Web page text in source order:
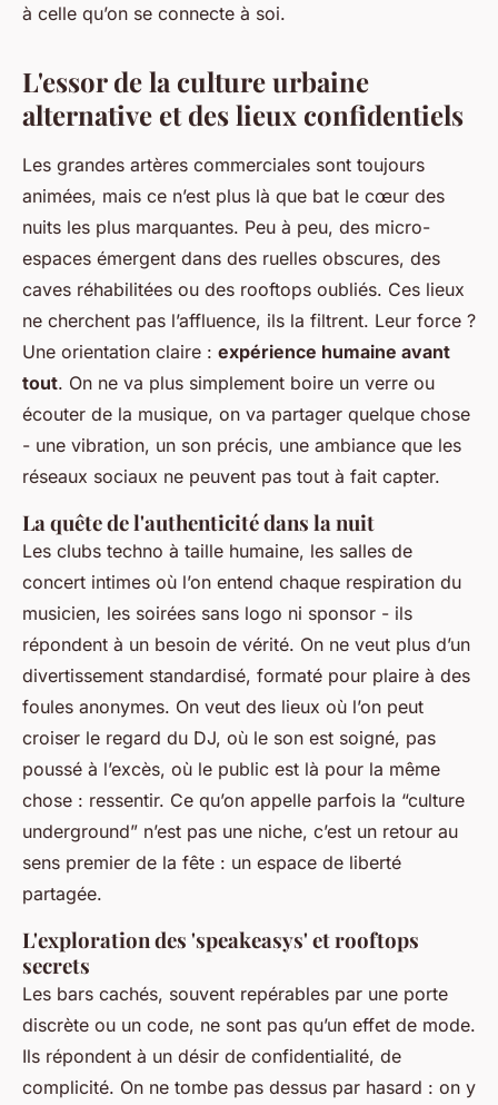
à celle qu’on se connecte à soi.
L'essor de la culture urbaine
alternative et des lieux confidentiels
Les grandes artères commerciales sont toujours
animées, mais ce n’est plus là que bat le cœur des
nuits les plus marquantes. Peu à peu, des micro-
espaces émergent dans des ruelles obscures, des
caves réhabilitées ou des rooftops oubliés. Ces lieux
ne cherchent pas l’affluence, ils la filtrent. Leur force ?
Une orientation claire : expérience humaine avant
tout. On ne va plus simplement boire un verre ou
écouter de la musique, on va partager quelque chose
- une vibration, un son précis, une ambiance que les
réseaux sociaux ne peuvent pas tout à fait capter.
La quête de l'authenticité dans la nuit
Les clubs techno à taille humaine, les salles de
concert intimes où l’on entend chaque respiration du
musicien, les soirées sans logo ni sponsor - ils
répondent à un besoin de vérité. On ne veut plus d’un
divertissement standardisé, formaté pour plaire à des
foules anonymes. On veut des lieux où l’on peut
croiser le regard du DJ, où le son est soigné, pas
poussé à l’excès, où le public est là pour la même
chose : ressentir. Ce qu’on appelle parfois la “culture
underground” n’est pas une niche, c’est un retour au
sens premier de la fête : un espace de liberté
partagée.
L'exploration des 'speakeasys' et rooftops
secrets
Les bars cachés, souvent repérables par une porte
discrète ou un code, ne sont pas qu’un effet de mode.
Ils répondent à un désir de confidentialité, de
complicité. On ne tombe pas dessus par hasard : on y